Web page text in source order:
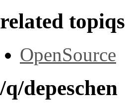
related topiqs
OpenSource
/q/depeschen